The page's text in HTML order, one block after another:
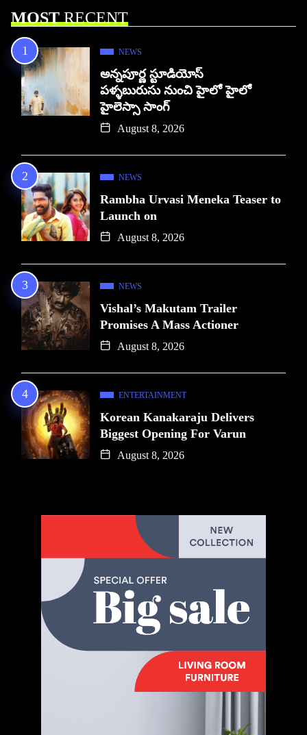
MOSTRECENT
NEWS
అన్నపూర్ణ స్టూడియోస్
పళ్ళబురుసు నుంచి హైలో హైలో
హైలెస్సా సాంగ్
August 8, 2026
NEWS
Rambha Urvasi Meneka Teaser to
Launch on
August 8, 2026
NEWS
Vishal’s Makutam Trailer
Promises A Mass Actioner
August 8, 2026
ENTERTAINMENT
Korean Kanakaraju Delivers
Biggest Opening For Varun
August 8, 2026